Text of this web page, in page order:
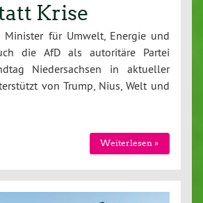
Krise
Minister für Umwelt, Energie und
die AfD als autoritäre Partei
Niedersachsen in aktueller
von Trump, Nius, Welt und
Weiterlesen »